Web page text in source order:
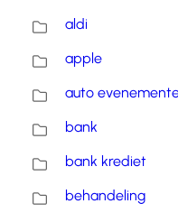
aldi
apple
auto
bank
bank krediet
behandeling